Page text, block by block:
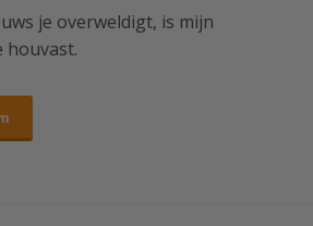
je overweldigt, is mijn
houvast.